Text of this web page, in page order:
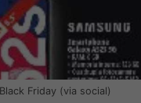
Friday (via social)